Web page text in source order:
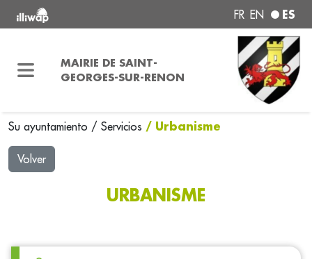
FR EN ES
MAIRIE DE SAINT-
GEORGES-SUR-RENON
Su ayuntamiento / Servicios / Urbanisme
Volver
URBANISME